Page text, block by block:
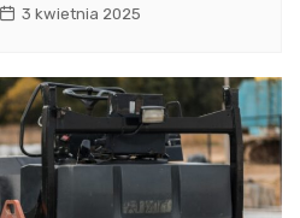
3 kwietnia 2025